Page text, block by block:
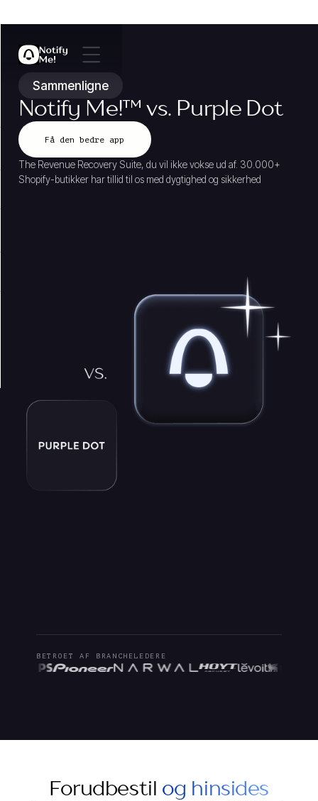
Sammenligne
Notify Me!™ vs. Purple Dot
Få den bedre app
The Revenue Recovery Suite, du vil ikke vokse ud af. 30.000+
Shopify-butikker har tillid til os med dygtighed og sikkerhed
BETROET AF BRANCHELEDERE
Forudbestil og hinsides